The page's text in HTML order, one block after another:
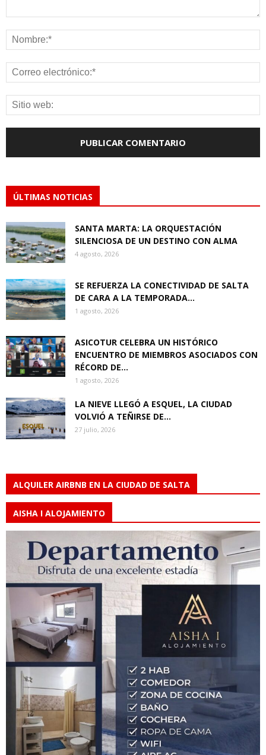
ÚLTIMAS NOTICIAS
SANTA MARTA: LA ORQUESTACIÓN
SILENCIOSA DE UN DESTINO CON ALMA
4 agosto, 2026
SE REFUERZA LA CONECTIVIDAD DE SALTA
DE CARA A LA TEMPORADA...
1 agosto, 2026
ASICOTUR CELEBRA UN HISTÓRICO
ENCUENTRO DE MIEMBROS ASOCIADOS CON
RÉCORD DE...
1 agosto, 2026
LA NIEVE LLEGÓ A ESQUEL, LA CIUDAD
VOLVIÓ A TEÑIRSE DE...
27 julio, 2026
ALQUILER AIRBNB EN LA CIUDAD DE SALTA
AISHA I ALOJAMIENTO